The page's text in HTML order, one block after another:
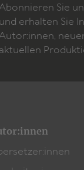
Sie
und erhalten Sie
aktuellen